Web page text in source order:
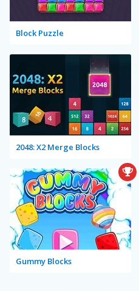
Block Puzzle
2048: X2 Merge Blocks
Gummy Blocks